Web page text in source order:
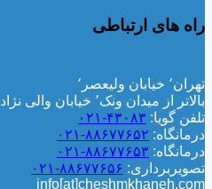
راه های ارتباطی
تهران٬ خیابان ولیعصر٬
بالاتر از میدان ونک٬ خیابان والی نژاد٬ پلاک ۲۶
تلفن گویا: ۴۳۰۸۳-۰۲۱
درمانگاه: ۸۸۶۷۷۶۵۲-۰۲۱
درمانگاه: ۸۸۶۷۷۶۵۳-۰۲۱
تصویربرداری: ۸۸۶۷۷۶۵۶-۰۲۱
info[at]cheshmkhaneh.com